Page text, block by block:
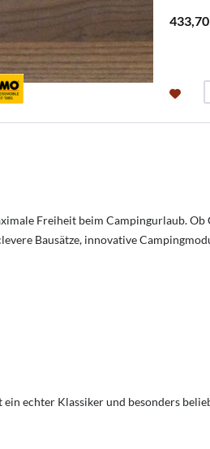
Freiheit beim Campingurlaub.
Bausätze, innovative
echter Klassiker und besonders